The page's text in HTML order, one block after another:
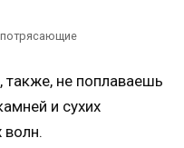
не поплаваешь
и сухих
волн.